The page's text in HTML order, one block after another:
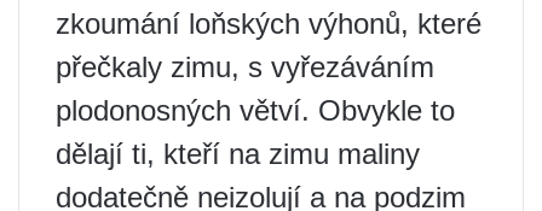
zkoumání loňských výhonů, které
přečkaly zimu, s vyřezáváním
plodonosných větví. Obvykle to
dělají ti, kteří na zimu maliny
dodatečně neizolují a na podzim